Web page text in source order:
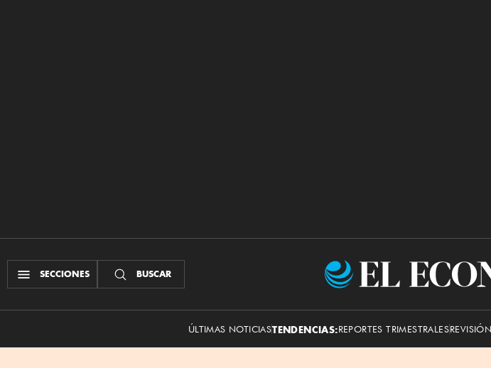
SECCIONES BUSCAR
El
ÚLTIMAS NOTICIASTENDENCIAS:REPORTES TRIMESTRALES